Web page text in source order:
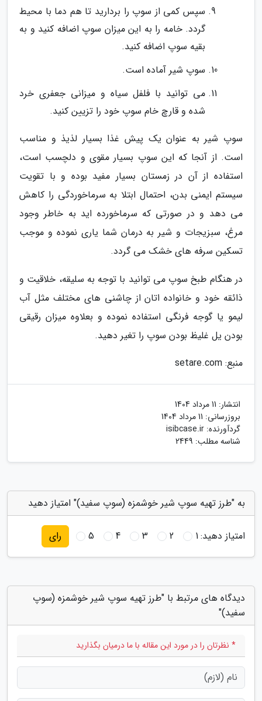
سپس کمی از سوپ را بردارید تا هم دما با محیط
گردد. خامه را به این میزان سوپ اضافه کنید و به
بقیه سوپ اضافه کنید.
سوپ شیر آماده است.
می توانید با فلفل سیاه و میزانی جعفری خرد
شده و قارچ خام سوپ خود را تزیین کنید.
سوپ شیر به عنوان یک پیش غذا بسیار لذیذ و مناسب
است. از آنجا که این سوپ بسیار مقوی و دلچسب است،
استفاده از آن در زمستان بسیار مفید بوده و با تقویت
سیستم ایمنی بدن، احتمال ابتلا به سرماخوردگی را کاهش
می دهد و در صورتی که سرماخورده اید به خاطر وجود
مرغ، سبزیجات و شیر به درمان شما یاری نموده و موجب
تسکین سرفه های خشک می گردد.
در هنگام طبخ سوپ می توانید با توجه به سلیقه، خلاقیت و
ذائقه خود و خانواده اتان از چاشنی های مختلف مثل آب
لیمو یا گوجه فرنگی استفاده نموده و بعلاوه میزان رقیقی
بودن یل غلیظ بودن سوپ را تغیر دهید.
منبع: setare.com
انتشار: 11 مرداد 1404
بروزرسانی: 11 مرداد 1404
گردآورنده: isibcase.ir
شناسه مطلب: 2449
به "طرز تهیه سوپ شیر خوشمزه (سوپ سفید)" امتیاز دهید
امتیاز دهید:1
2
3
4
5 رای
دیدگاه های مرتبط با "طرز تهیه سوپ شیر خوشمزه (سوپ
سفید)"
* نظرتان را در مورد این مقاله با ما درمیان بگذارید